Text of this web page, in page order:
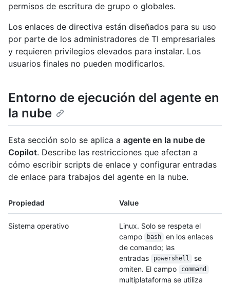
permisos de escritura de grupo o globales.
Los enlaces de directiva están diseñados para su uso
por parte de los administradores de TI empresariales
y requieren privilegios elevados para instalar. Los
usuarios finales no pueden modificarlos.
Entorno de ejecución del agente en
la nube
Esta sección solo se aplica a agente en la nube de
Copilot. Describe las restricciones que afectan a
cómo escribir scripts de enlace y configurar entradas
de enlace para trabajos del agente en la nube.
Propiedad Value
Sistema operativo
Linux. Solo se respeta el
campo
bash
en los enlaces
de comando; las
entradas
powershell
se
omiten. El campo
command
multiplataforma se utiliza